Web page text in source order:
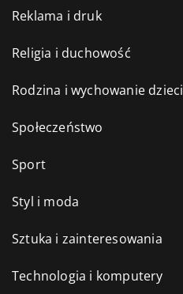
Reklama i druk
Religia i duchowość
Rodzina i wychowanie dzieci
Społeczeństwo
Sport
Styl i moda
Sztuka i zainteresowania
Technologia i komputery